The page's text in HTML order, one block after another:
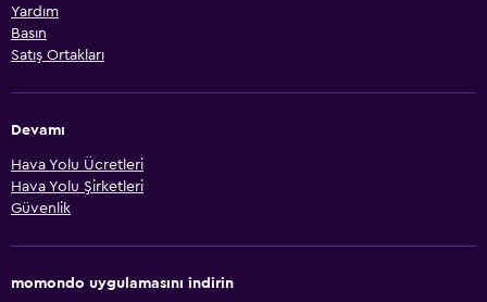
Yardım
Basın
Satış Ortakları
Devamı
Hava Yolu Ücretleri
Hava Yolu Şirketleri
Güvenlik
momondo uygulamasını indirin